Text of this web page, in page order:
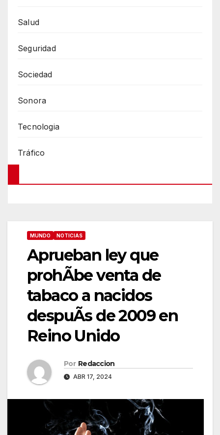
Salud
Seguridad
Sociedad
Sonora
Tecnologia
Tráfico
MUNDO NOTICIAS
Aprueban ley que
prohÃbe venta de
tabaco a nacidos
despuÃs de 2009 en
Reino Unido
Por Redaccion
ABR 17, 2024